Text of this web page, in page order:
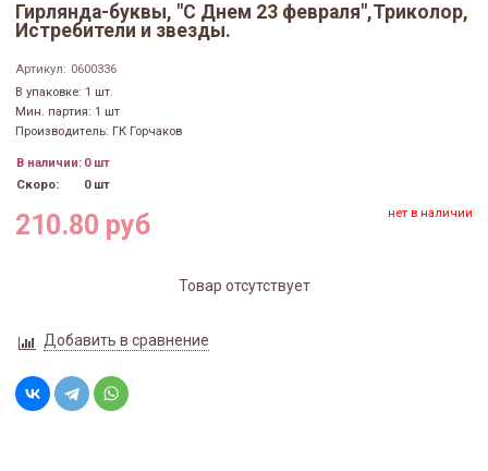
Гирлянда-буквы, "С Днем 23 февраля",Триколор,
Истребители и звезды.
Артикул: 0600336
В упаковке: 1 шт.
Мин. партия: 1 шт
Производитель: ГК Горчаков
В наличии: 0 шт
Скоро:
0 шт
210.80 руб нет в наличии
Товар отсутствует
Добавить в сравнение